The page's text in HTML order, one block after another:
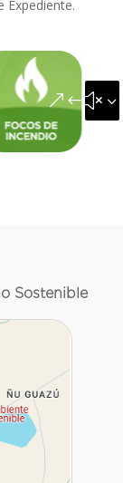
Expediente.
Sostenible